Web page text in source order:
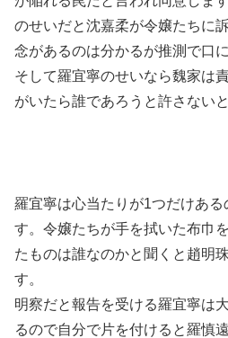
のせいだと沈嘉柔が令嬢たちに
念があるのは分かるが推測で口
そして羅宜寧のせいなら魏家は
がいたら誰であろうと許さない
羅宜寧は心当たりが1つだけある
す。令嬢たちが手を拭いた布巾
たものは誰なのかと聞くと趙明
す。
明察だと報告を受ける羅宜寧は
るので自分で片を付けると羅慎